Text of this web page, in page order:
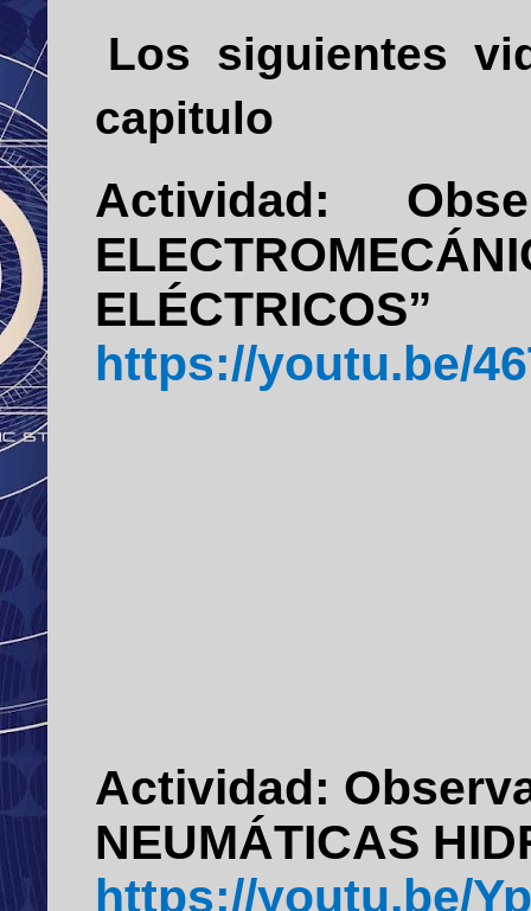
Los siguientes
capitulo
Actividad:
https://youtu.be/
Actividad:
NEUMÁTICAS
https://youtu.be/